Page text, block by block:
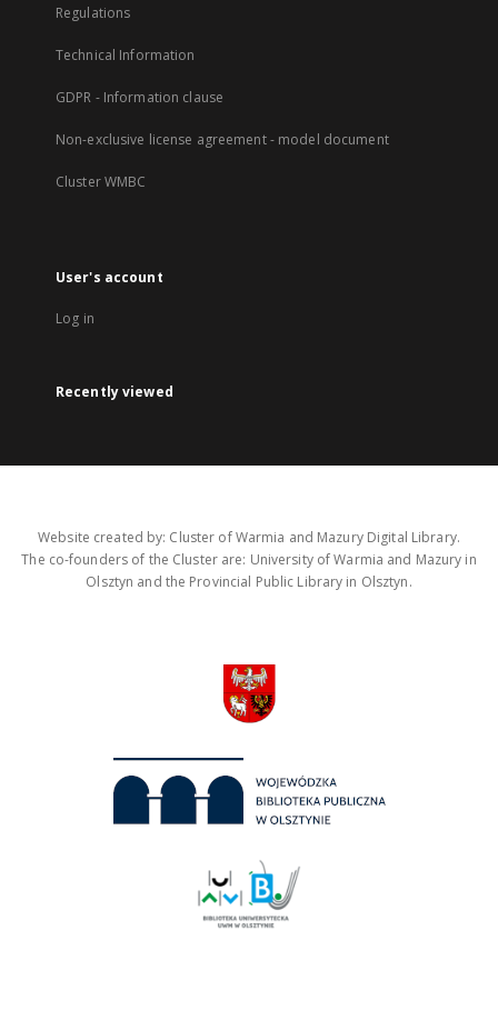
Regulations
Technical Information
GDPR - Information clause
Non-exclusive license agreement - model document
Cluster WMBC
User's account
Log in
Recently viewed
Website created by: Cluster of Warmia and Mazury Digital Library.
The co-founders of the Cluster are: University of Warmia and Mazury in
Olsztyn and the Provincial Public Library in Olsztyn.